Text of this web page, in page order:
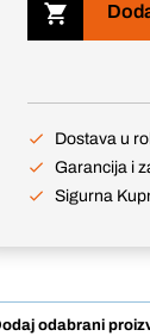
Dostava u
Garancija i
Sigurna
odabrani